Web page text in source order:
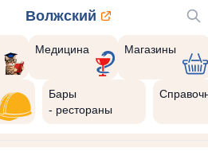
Волжский
Медицина Магазины
Бары
- рестораны